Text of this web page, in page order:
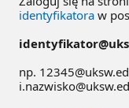
identyfikatora w
np.